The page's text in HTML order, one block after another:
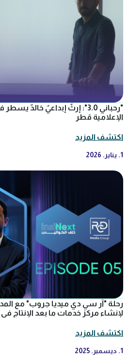
"رحباني 3.0": إرثٌ إبداعيٌ خالدٌ
الإعلامية قطر
اكتشف المزيد
رحلة "آر سي دي ميديا جروب" مع
لإنشاء مركز خدمات ما بعد الإنتاج في
اكتشف المزيد